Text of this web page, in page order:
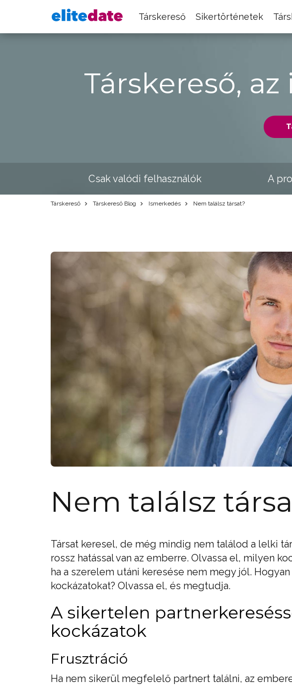
Társkereső Sikertörténetek
Társkereső,
Csak valódi felhasználók A
Társkereső Társkereső Blog Ismerkedés Nem találsz társat?
Nem találsz
Társat keresel, de még mindig nem találod a lelki
rossz hatással van az emberre. Olvassa el, milyen
ha a szerelem utáni keresése nem megy jól.
kockázatokat? Olvassa el, és megtudja.
A sikertelen
kockázatok
Frusztráció
Ha nem sikerül megfelelő partnert találni, az